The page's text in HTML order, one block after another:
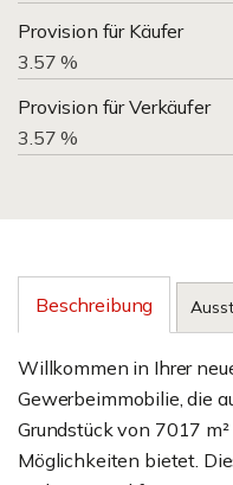
Provision für Käufer
3.57 %
Provision für Verkäufer
3.57 %
Beschreibung
Willkommen in Ihrer
Gewerbeimmobilie, die
Grundstück von 7017
Möglichkeiten bietet.